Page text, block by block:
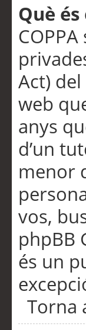
Què és
Act)
web
anys
d’un
menor
vos,
phpBB
és un
Torna